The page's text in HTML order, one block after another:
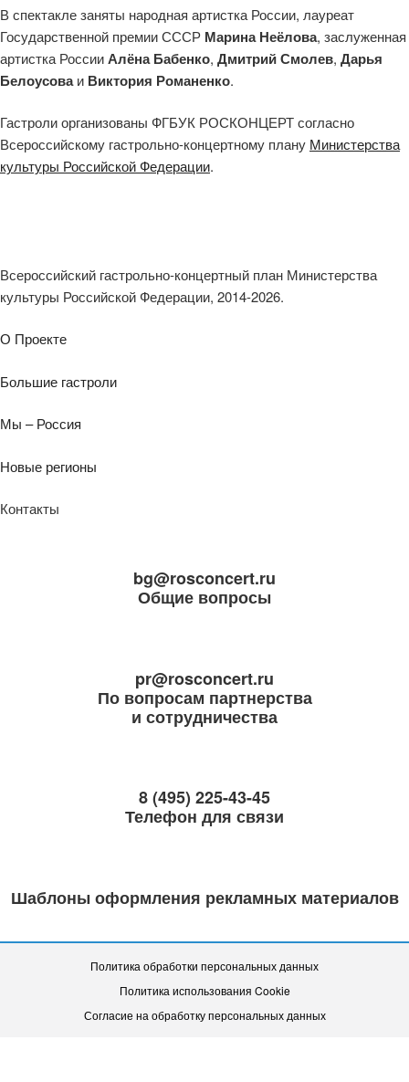
В спектакле заняты народная артистка России, лауреат
Государственной премии СССР Марина Неёлова, заслуженная
артистка РоссииАлёна Бабенко, Дмитрий Смолев, Дарья
Белоусоваи Виктория Романенко.
Гастроли организованы ФГБУК РОСКОНЦЕРТ согласно
Всероссийскому гастрольно-концертному плану Министерства
культуры Российской Федерации.
Всероссийский гастрольно-концертный план Министерства
культуры Российской Федерации, 2014-2026.
О Проекте
Большие гастроли
Мы – Россия
Новые регионы
Контакты
bg@rosconcert.ru
Общие вопросы
pr@rosconcert.ru
По вопросам партнерства
и сотрудничества
8 (495) 225-43-45
Телефон для связи
Шаблоны оформления рекламных материалов
Политика обработки персональных данных
Политика использования Cookie
Согласие на обработку персональных данных